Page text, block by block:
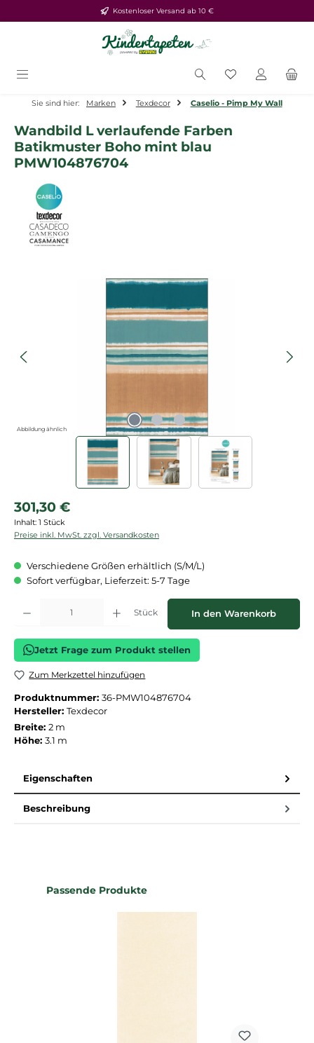
Zum Hauptinhalt springenKostenloser Versand ab 10 €
Du hast 0
Sie sind hier: Marken Texdecor Caselio - Pimp My Wall
Wandbild L verlaufende Farben
Batikmuster Boho mint blau
PMW104876704
Bildergalerie überspringen
Abbildung ähnlich
Regulärer Preis:
301,30 €
Inhalt: 1 Stück
Preise inkl. MwSt. zzgl. Versandkosten
Verschiedene Größen erhältlich (S/M/L)
Sofort verfügbar, Lieferzeit: 5-7 Tage
Produkt Anzahl: Gib den gewünschten Wert ein oder benutze die
Stück In den Warenkorb
Jetzt Frage zum Produkt stellen
Zum Merkzettel hinzufügen
Produktnummer: 36-PMW104876704
Hersteller: Texdecor
Breite: 2 m
Höhe: 3.1 m
Eigenschaften
Beschreibung
Produktgalerie überspringen
Passende Produkte